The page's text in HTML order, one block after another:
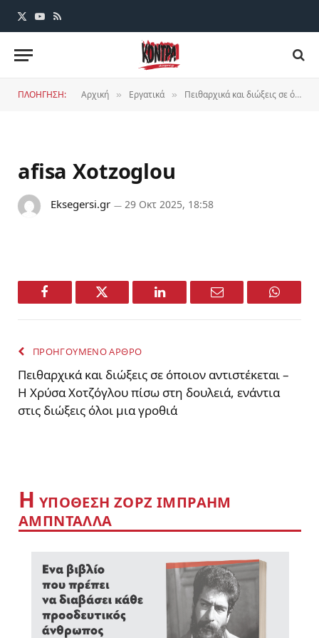
X
YouTube
RSS
ΠΛΟΗΓΗΣΗ: Αρχική » Εργατικά » Πειθαρχικά και διώξεις σε όποιον αντιστέκεται – Η Χρύσα Χοτζόγλου πίσω στη δουλειά, ενάντια στις διώξεις όλοι μια γροθιά
afisa Xotzoglou
Eksegersi.gr 29 Οκτ 2025, 18:58
Facebook Twitter LinkedIn Email
ΠΡΟΗΓΟΥΜΕΝΟ ΑΡΘΡΟ
Πειθαρχικά και διώξεις σε όποιον αντιστέκεται –
Η Χρύσα Χοτζόγλου πίσω στη δουλειά, ενάντια
στις διώξεις όλοι μια γροθιά
Η YΠΟΘΕΣΗ ΖΟΡΖ ΙΜΠΡΑΗΜ
ΑΜΠΝΤΑΛΛΑ